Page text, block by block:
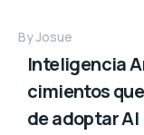
ByJosue
Inteligencia
cimientos
de adoptar AI